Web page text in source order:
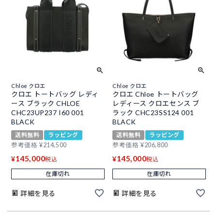
Chloe クロエ
クロエ トートバッグ レディ
ース ブラック CHLOE
CHC23UP237 I60 001
BLACK
送料無料
ラッピング
参考価格 ¥214,500
¥145,000税込
在庫切れ
詳細を見る
Chloe クロエ
クロエ Chloe トートバッグ
レディース クロエセンス ブ
ラック CHC23SS124 001
BLACK
送料無料
ラッピング
参考価格 ¥206,800
¥145,000税込
在庫切れ
詳細を見る